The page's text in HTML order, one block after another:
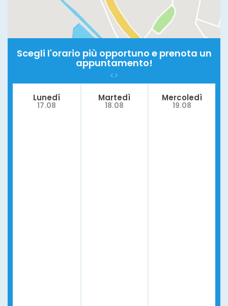
Scegli l'orario più opportuno e prenota un
appuntamento!
Lunedí
17.08
Martedì
18.08
Mercoledì
19.08